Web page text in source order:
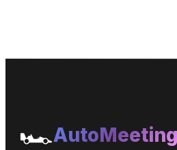
🏎️AutoMeeting